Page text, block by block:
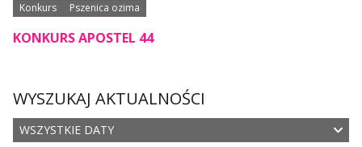
Konkurs Pszenica ozima
KONKURS APOSTEL 44
WYSZUKAJ AKTUALNOŚCI
WSZYSTKIE DATY